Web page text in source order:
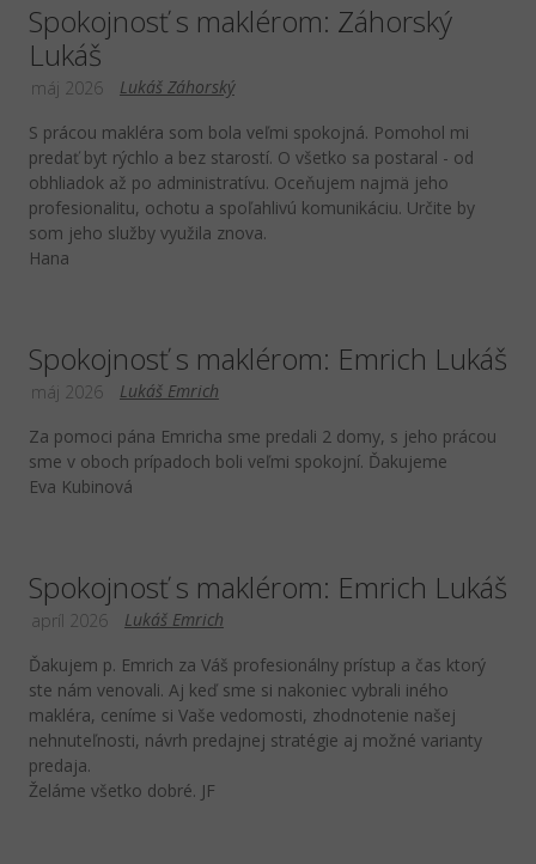
Spokojnosť s maklérom: Záhorský
Lukáš
Lukáš Záhorský
máj 2026
S prácou makléra som bola veľmi spokojná. Pomohol mi
predať byt rýchlo a bez starostí. O všetko sa postaral - od
obhliadok až po administratívu. Oceňujem najmä jeho
profesionalitu, ochotu a spoľahlivú komunikáciu. Určite by
som jeho služby využila znova.
Hana
Spokojnosť s maklérom: Emrich Lukáš
Lukáš Emrich
máj 2026
Za pomoci pána Emricha sme predali 2 domy, s jeho prácou
sme v oboch prípadoch boli veľmi spokojní. Ďakujeme
Eva Kubinová
Spokojnosť s maklérom: Emrich Lukáš
Lukáš Emrich
apríl 2026
Ďakujem p. Emrich za Váš profesionálny prístup a čas ktorý
ste nám venovali. Aj keď sme si nakoniec vybrali iného
makléra, ceníme si Vaše vedomosti, zhodnotenie našej
nehnuteľnosti, návrh predajnej stratégie aj možné varianty
predaja.
Želáme všetko dobré. JF